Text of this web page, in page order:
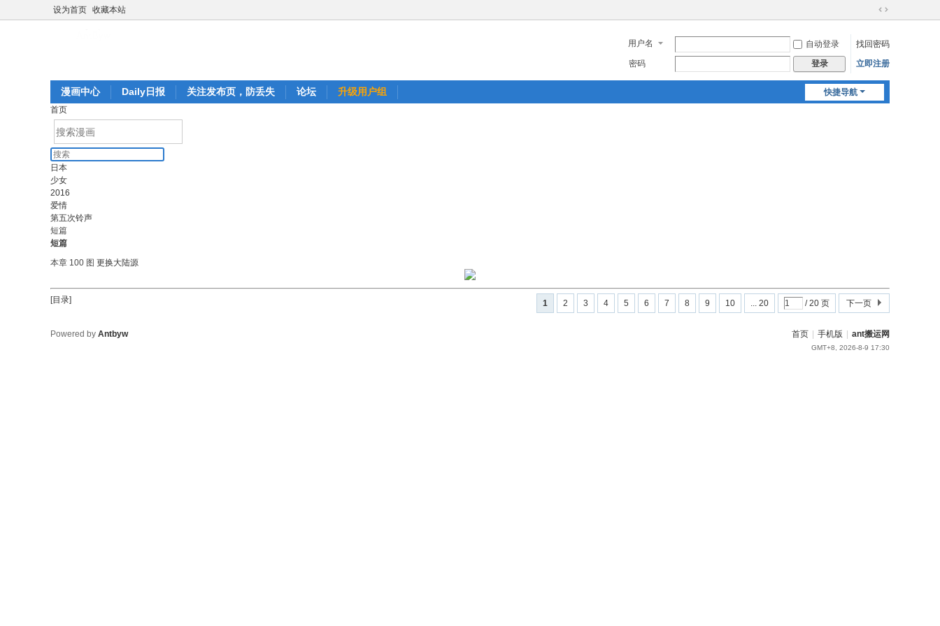
设为首页 收藏本站
切
到
宽
用户名 自动登录
找回密码
密码
登录 立即注册
快捷导航
漫画中心 Daily日报 关注发布页，防丢失 论坛 升级用户组
首页
日本
少女
2016
爱情
第五次铃声
短篇
短篇
本章 100 图 更换大陆源
1 2 3 4 5 6 7 8 9 10 ... 20 / 20 页 下一页
[目录]
首页 手机版 ant搬运网
GMT+8, 2026-8-9 17:30
Powered by Antbyw